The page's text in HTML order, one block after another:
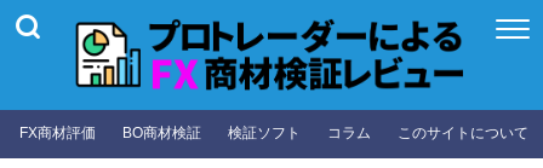
FX商材評価 BO商材検証 検証ソフト コラム このサイトについて